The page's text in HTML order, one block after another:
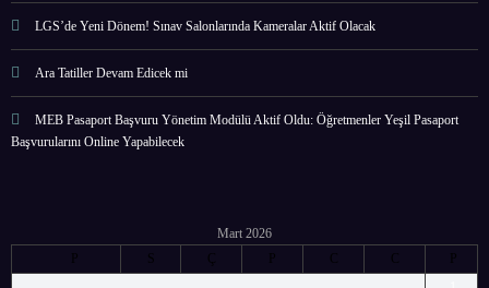
LGS’de Yeni Dönem! Sınav Salonlarında Kameralar Aktif Olacak
Ara Tatiller Devam Edicek mi
MEB Pasaport Başvuru Yönetim Modülü Aktif Oldu: Öğretmenler Yeşil Pasaport
Başvurularını Online Yapabilecek
Mart 2026
P
S Ç P C C
P